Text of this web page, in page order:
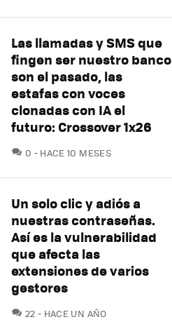
Las llamadas y SMS que
fingen ser nuestro banco
son el pasado, las
estafas con voces
clonadas con IA el
futuro: Crossover 1x26
0 COMENTARIOS
HACE 10 MESES
Un solo clic y adiós a
nuestras contraseñas.
Así es la vulnerabilidad
que afecta las
extensiones de varios
gestores
22 COMENTARIOS
HACE UN AÑO